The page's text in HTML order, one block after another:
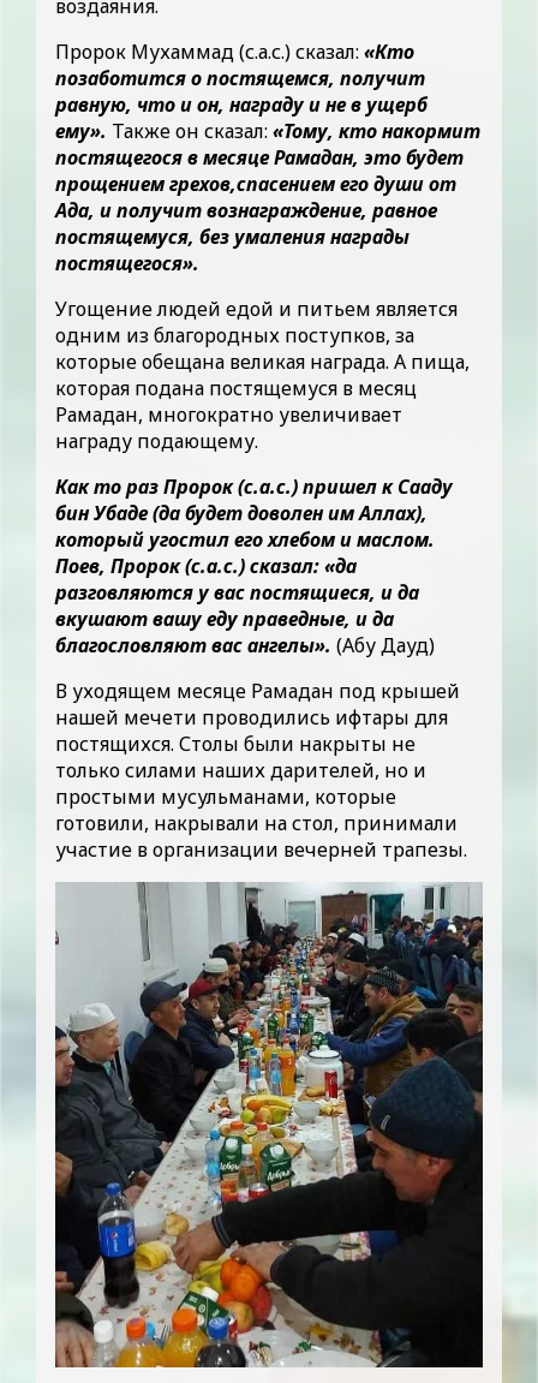
воздаяния.
Пророк Мухаммад (с.а.с.) сказал: «Кто
позаботится о постящемся, получит
равную, что и он, награду и не в ущерб
ему». Также он сказал: «Тому, кто накормит
постящегося в месяце Рамадан, это будет
прощением грехов,спасением его души от
Ада, и получит вознаграждение, равное
постящемуся, без умаления награды
постящегося».
Угощение людей едой и питьем является
одним из благородных поступков, за
которые обещана великая награда. А пища,
которая подана постящемуся в месяц
Рамадан, многократно увеличивает
награду подающему.
Как то раз Пророк (с.а.с.) пришел к Сааду
бин Убаде (да будет доволен им Аллах),
который угостил его хлебом и маслом.
Поев, Пророк (с.а.с.) сказал: «да
разговляются у вас постящиеся, и да
вкушают вашу еду праведные, и да
благословляют вас ангелы». (Абу Дауд)
В уходящем месяце Рамадан под крышей
нашей мечети проводились ифтары для
постящихся. Столы были накрыты не
только силами наших дарителей, но и
простыми мусульманами, которые
готовили, накрывали на стол, принимали
участие в организации вечерней трапезы.